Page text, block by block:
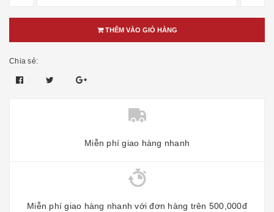
THÊM VÀO GIỎ HÀNG
Chia sẻ:
Miễn phí giao hàng nhanh
Miễn phí giao hàng nhanh với đơn hàng trên 500,000đ